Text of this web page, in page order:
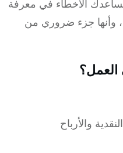
الأخطاء في معرفة
جزء ضروري من
والأرباح